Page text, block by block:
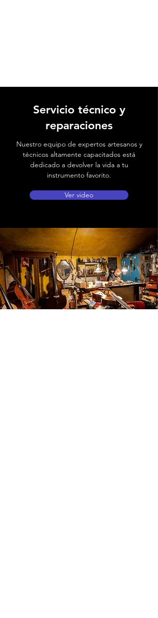
Servicio técnico y
reparaciones
Nuestro equipo de expertos artesanos y
técnicos altamente capacitados está
dedicado a devolver la vida a tu
instrumento favorito.
Ver video